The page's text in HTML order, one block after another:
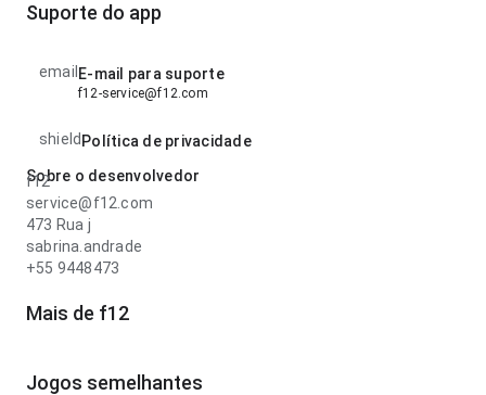
Suporte do app
email E-mail para suporte
f12-service@f12.com
shield Política de privacidade
Sobre o desenvolvedor
f12
service@f12.com
473 Rua j
sabrina.andrade
+55 9448473
Mais de f12
Jogos semelhantes